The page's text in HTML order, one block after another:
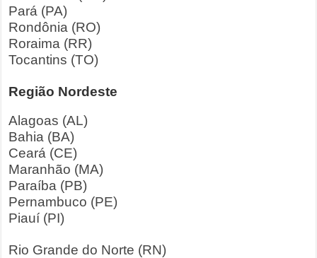
Pará (PA)
Rondônia (RO)
Roraima (RR)
Tocantins (TO)
Região Nordeste
Alagoas (AL)
Bahia (BA)
Ceará (CE)
Maranhão (MA)
Paraíba (PB)
Pernambuco (PE)
Piauí (PI)
Rio Grande do Norte (RN)